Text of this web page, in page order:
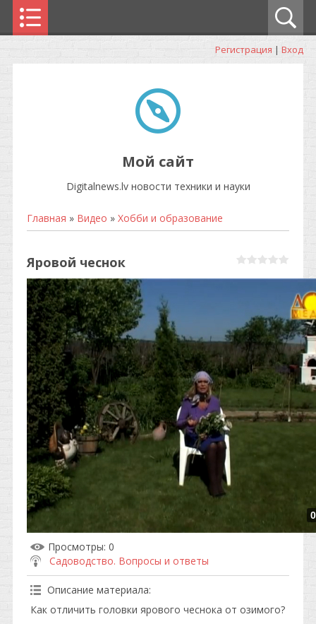
Регистрация | Вход
Мой сайт
Digitalnews.lv новости техники и науки
Главная » Видео » Хобби и образование
Яровой чеснок
Просмотры: 0
Садоводство. Вопросы и ответы
Описание материала:
Как отличить головки ярового чеснока от озимого?